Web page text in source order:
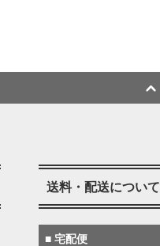
送料・配送について
■ 宅配便